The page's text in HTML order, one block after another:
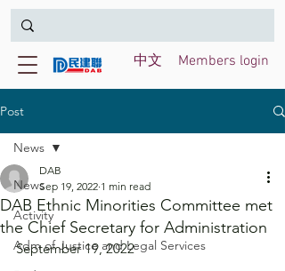
Members login
中文
Post
News
Activity
Adm of Justice and Legal Services
News
DAB Ethnic Minorities Committee met
the Chief Secretary for Administration
DAB
Sep 19, 2022 1 min read
September 19, 2022